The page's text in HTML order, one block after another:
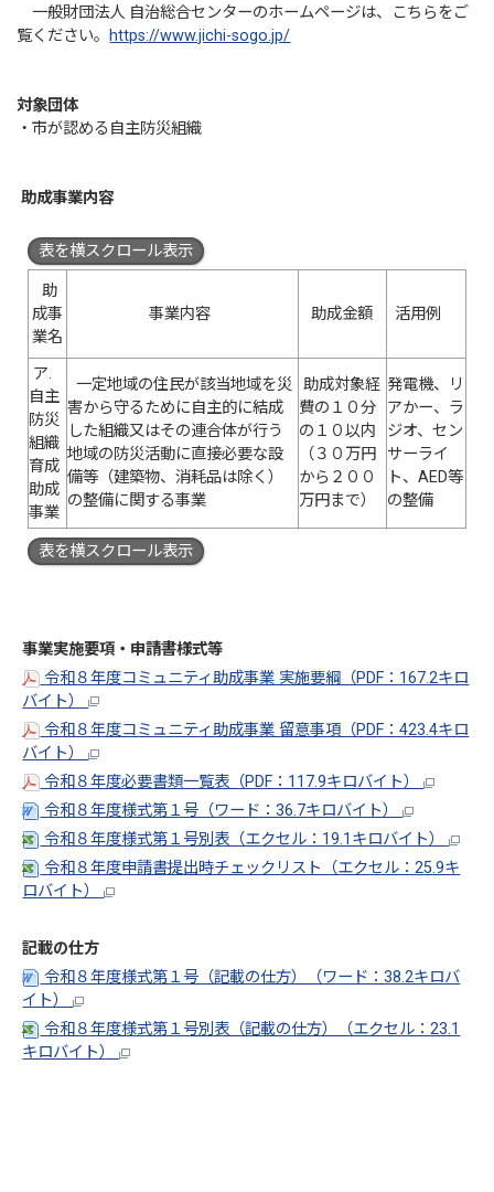
一般財団法人 自治総合センターのホームページは、こちらをご
覧ください。 https://www.jichi-sogo.jp/
対象団体
・市が認める自主防災組織
助成事業内容
表を横スクロール表示
助
成事
業名
事業内容 助成金額 活用例
ア.
自主
防災
組織
育成
助成
事業
一定地域の住民が該当地域を災
害から守るために自主的に結成
した組織又はその連合体が行う
地域の防災活動に直接必要な設
備等（建築物、消耗品は除く）
の整備に関する事業
助成対象経
費の１０分
の１０以内
（３０万円
から２００
万円まで）
発電機、リ
アかー、ラ
ジオ、セン
サーライ
ト、AED等
の整備
表を横スクロール表示
事業実施要項・申請書様式等
令和８年度コミュニティ助成事業 実施要綱（PDF：167.2キロ
バイト）
令和８年度コミュニティ助成事業 留意事項（PDF：423.4キロ
バイト）
令和８年度必要書類一覧表（PDF：117.9キロバイト）
令和８年度様式第１号（ワード：36.7キロバイト）
令和８年度様式第１号別表（エクセル：19.1キロバイト）
令和８年度申請書提出時チェックリスト（エクセル：25.9キ
ロバイト）
記載の仕方
令和８年度様式第１号（記載の仕方）（ワード：38.2キロバ
イト）
令和８年度様式第１号別表（記載の仕方）（エクセル：23.1
キロバイト）